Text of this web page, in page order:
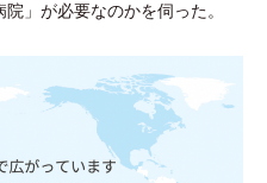
院 」 が必要なのかを伺った。